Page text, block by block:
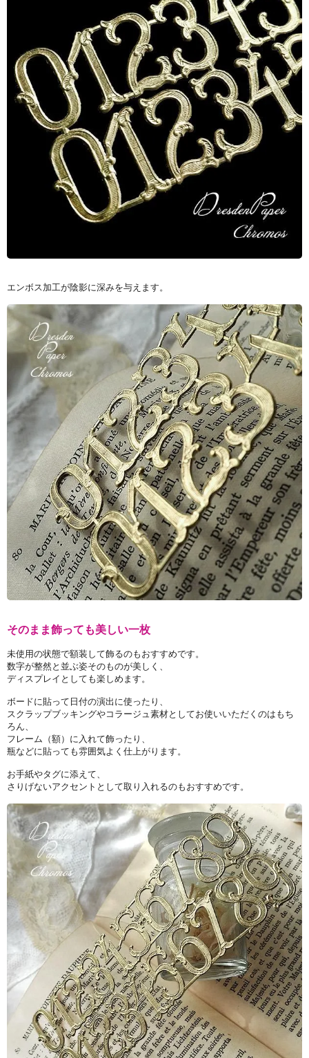
エンボス加工が陰影に深みを与えます。
そのまま飾っても美しい一枚
未使用の状態で額装して飾るのもおすすめです。
数字が整然と並ぶ姿そのものが美しく、
ディスプレイとしても楽しめます。
ボードに貼って日付の演出に使ったり、
スクラップブッキングやコラージュ素材としてお使いいただくのはもち
ろん、
フレーム（額）に入れて飾ったり、
瓶などに貼っても雰囲気よく仕上がります。
お手紙やタグに添えて、
さりげないアクセントとして取り入れるのもおすすめです。